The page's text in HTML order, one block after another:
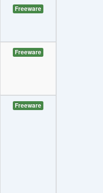
Freeware
Freeware
Freeware